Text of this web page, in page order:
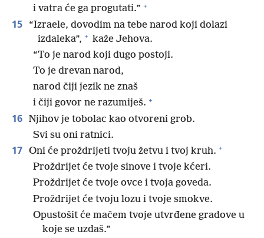
i vatra će ga progutati.” +
15
“Izraele, dovodim na tebe narod koji dolazi
izdaleka”, + kaže Jehova.
“To je narod koji dugo postoji.
To je drevan narod,
narod čiji jezik ne znaš
i čiji govor ne razumiješ. +
16 Njihov je tobolac kao otvoreni grob.
Svi su oni ratnici.
17 Oni će proždrijeti tvoju žetvu i tvoj kruh. +
Proždrijet će tvoje sinove i tvoje kćeri.
Proždrijet će tvoje ovce i tvoja goveda.
Proždrijet će tvoju lozu i tvoje smokve.
Opustošit će mačem tvoje utvrđene gradove u
koje se uzdaš.”